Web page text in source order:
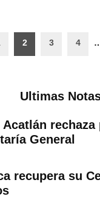
2 3 4
Ultimas
Acatlán rechaza
General
recupera su